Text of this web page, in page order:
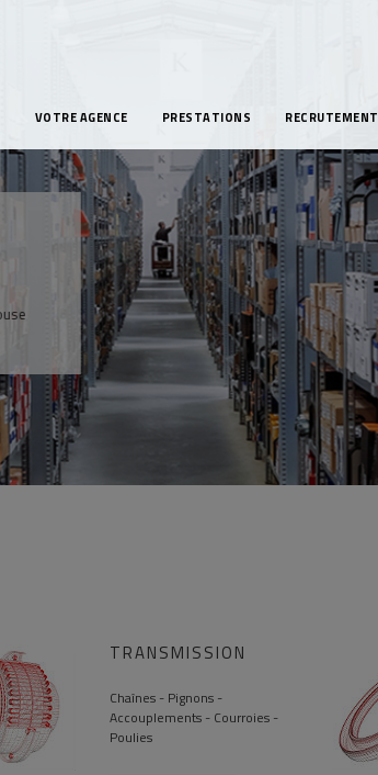
VOTRE AGENCE PRESTATIONS RECRUTEMENT
TRANSMISSION
Chaînes - Pignons -
Accouplements - Courroies -
Poulies